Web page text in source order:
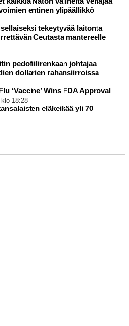
entinen ylipäällikkö
tekeytyvää laitonta
Ceutasta mantereelle
pedofiilirenkaan johtajaa
dollarien rahansiirroissa
‘Vaccine’ Wins FDA Approval
klo 18:28
eläkeikää yli 70